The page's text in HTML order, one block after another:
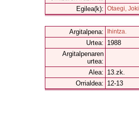
Egilea(k): Otaegi,
Argitalpena: Ihintza.
Urtea: 1988
Argitalpenaren
urtea:
Alea: 13.zk.
Orrialdea: 12-13